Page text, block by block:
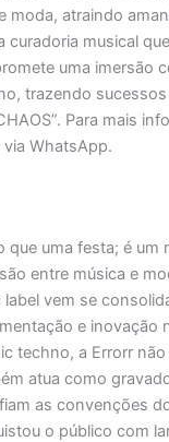
moda, atraindo
curadoria musical
uma imersão
trazendo sucessos
Para mais
WhatsApp.
que uma festa; é
entre música e
label vem se
e inovação
techno, a Errorr
atua como
as convenções
o público com